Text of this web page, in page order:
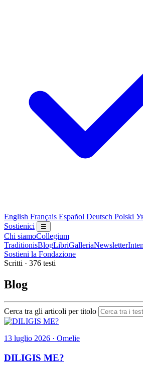
English Français Español Deutsch Polski
Sostienici
☰
Chi siamoCollegium
TraditionisBlogLibriGalleriaNewsletter
Sostieni la Fondazione
Scritti · 376 testi
Blog
Cerca tra gli articoli per titolo
13 luglio 2026 · Omelie
DILIGIS ME?